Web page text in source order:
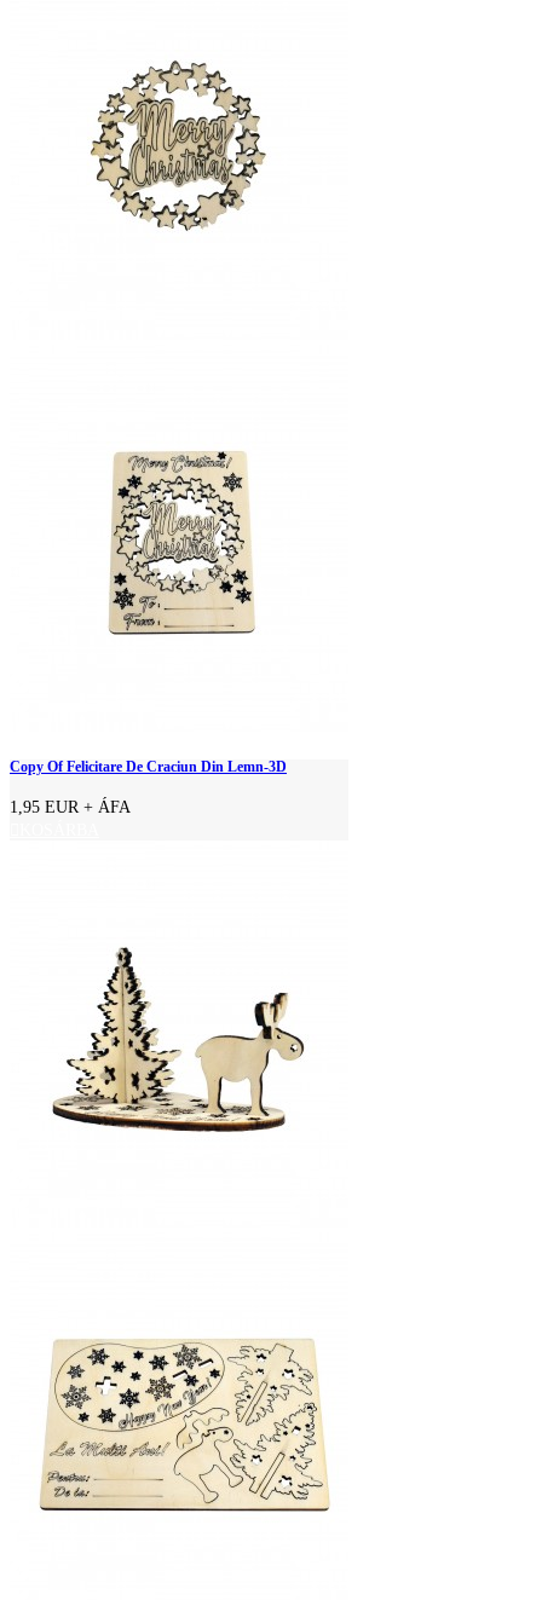
Copy Of Felicitare De Craciun Din Lemn-3D
1,95 EUR + ÁFA